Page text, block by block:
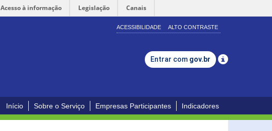
Acesso à informação Legislação Canais
ACESSIBILIDADE ALTO CONTRASTE
Entrar com gov.br
Início Sobre o Serviço Empresas Participantes Indicadores